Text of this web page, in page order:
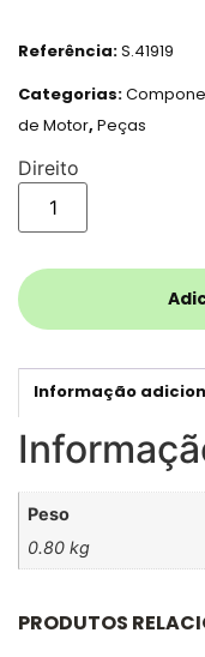
Referência:S.41919
Categorias:
de Motor, Peças
Direito
Informação
Peso
0.80 kg
PRODUTOS